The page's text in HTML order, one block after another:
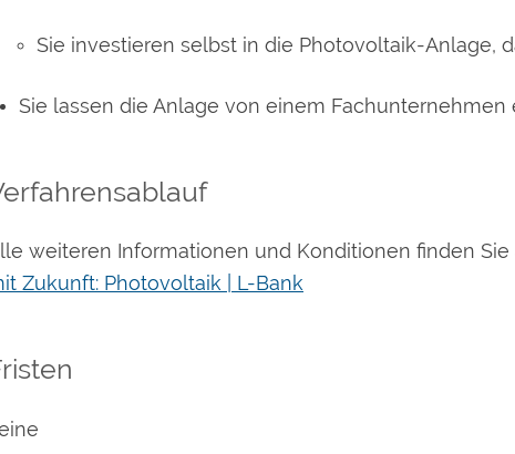
Sie investieren selbst in die Photovoltaik-Anlage,
Sie lassen die Anlage von einem Fachunternehmen
weiteren Informationen und Konditionen finden
Zukunft: Photovoltaik | L-Bank